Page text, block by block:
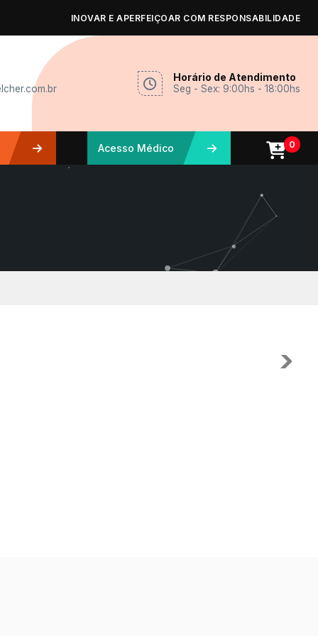
INOVAR E APERFEIÇOAR COM RESPONSABILIDADE
Horário de Atendimento
Seg - Sex: 9:00hs - 18:00hs
Acesso Médico 0